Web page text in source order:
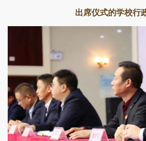
出席仪式的学校行